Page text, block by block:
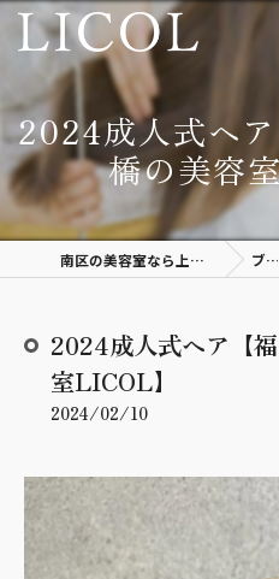
2024成人式ヘ
橋の美容
南区の美容室なら上質空間があるLICOL ブログ
2024成人式ヘア【
室LICOL】
2024/02/10